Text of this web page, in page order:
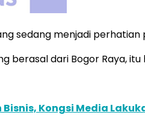
sedang menjadi
berasal dari Bogor Raya,
Kongsi Media